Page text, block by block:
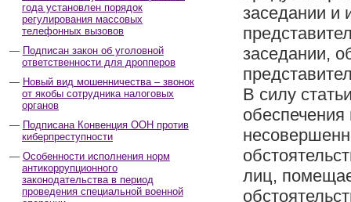
года установлен порядок
регулирования массовых
телефонных вызовов
Подписан закон об уголовной
ответственности для дропперов
Новый вид мошенничества – звонок
от якобы сотрудника налоговых
органов
Подписана Конвенция ООН против
киберпреступности
Особенности исполнения норм
антикоррупционного
законодательства в период
проведения специальной военной
заседании и
заседании,
В силу
лиц,